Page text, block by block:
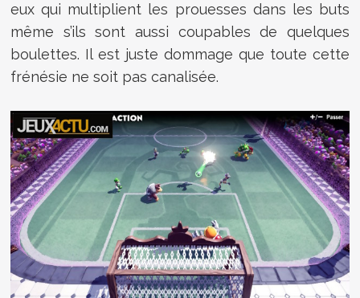
eux qui multiplient les prouesses dans les buts
même s’ils sont aussi coupables de quelques
boulettes. Il est juste dommage que toute cette
frénésie ne soit pas canalisée.